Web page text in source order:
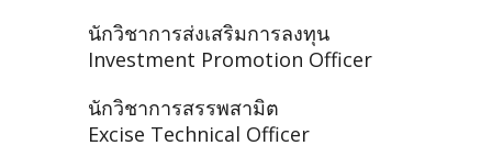
นักวิชาการส่งเสริมการลงทุน
Investment Promotion Officer
นักวิชาการสรรพสามิต
Excise Technical Officer